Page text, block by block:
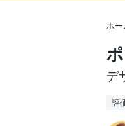
ホー
デ
評